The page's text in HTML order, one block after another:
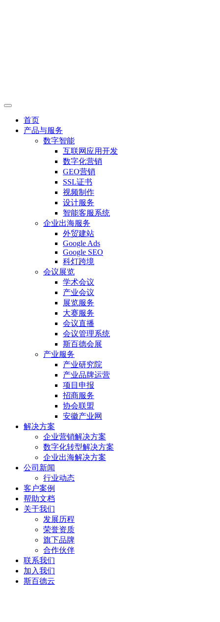
首页
产品与服务
数字智能
互联网应用开发
数字化营销
GEO营销
SSL证书
视频制作
设计服务
智能客服系统
企业出海服务
外贸建站
Google Ads
Google SEO
科灯跨境
会议展览
学术会议
产业会议
展览服务
大赛服务
会议直播
会议管理系统
斯百德会展
产业服务
产业研究院
产业品牌运营
项目申报
招商服务
协会联盟
安徽产业网
解决方案
企业营销解决方案
数字化转型解决方案
企业出海解决方案
公司新闻
行业动态
客户案例
帮助文档
关于我们
发展历程
荣誉资质
旗下品牌
合作伙伴
联系我们
加入我们
斯百德云